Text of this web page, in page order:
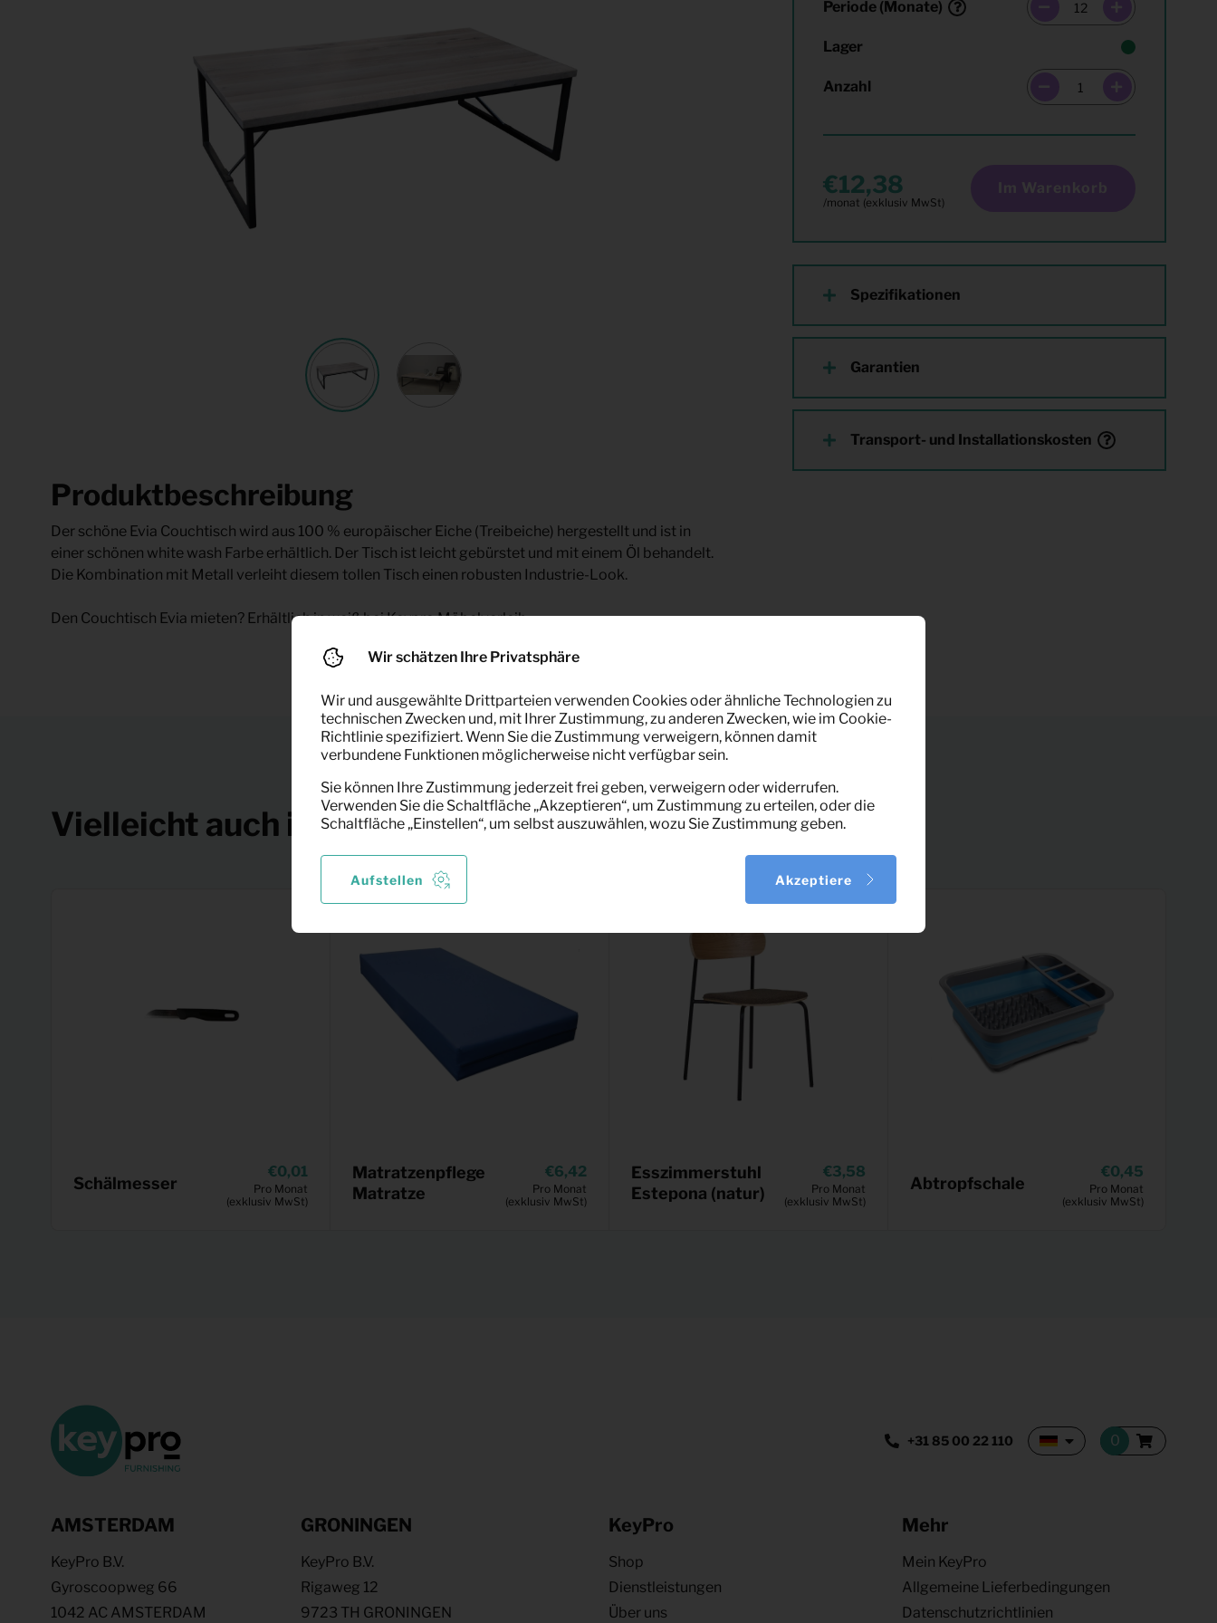
Periode (Monate)
Lager
Anzahl
12,38 Im Warenkorb
Spezifikationen
Garantien
Transport- und Installationskosten
Produktbeschreibung
Der schöne Evia Couchtisch wird aus 100 % europäischer Eiche (Treibeiche) hergestellt und ist in
einer schönen white wash Farbe erhältlich. Der Tisch ist leicht gebürstet und mit einem Öl behandelt.
Die Kombination mit Metall verleiht diesem tollen Tisch einen robusten Industrie-Look.
Den Couchtisch Evia mieten? Erhältlich in weiß bei Keypro Möbelverleih.
Vielleicht auch interessant
Schälmesser
0,01
Pro Monat
(exklusiv MwSt)
Matratzenpflege
Matratze
6,42
Pro Monat
(exklusiv MwSt)
Esszimmerstuhl
Estepona (natur)
3,58
Pro Monat
(exklusiv MwSt)
Abtropfschale
0,45
Pro Monat
(exklusiv MwSt)
+31 85 00 22 110
AMSTERDAM
KeyPro B.V.
Gyroscoopweg 66
1042 AC AMSTERDAM
GRONINGEN
KeyPro B.V.
Rigaweg 12
9723 TH GRONINGEN
KeyPro
Shop
Dienstleistungen
Über uns
Mehr
Mein KeyPro
Allgemeine Lieferbedingungen
Datenschutzrichtlinien
Wir schätzen Ihre Privatsphäre
Wir und ausgewählte Drittparteien verwenden Cookies oder ähnliche Technologien zu
technischen Zwecken und, mit Ihrer Zustimmung, zu anderen Zwecken, wie im Cookie-
Richtlinie spezifiziert. Wenn Sie die Zustimmung verweigern, können damit
verbundene Funktionen möglicherweise nicht verfügbar sein.
Sie können Ihre Zustimmung jederzeit frei geben, verweigern oder widerrufen.
Verwenden Sie die Schaltfläche „Akzeptieren“, um Zustimmung zu erteilen, oder die
Schaltfläche „Einstellen“, um selbst auszuwählen, wozu Sie Zustimmung geben.
Aufstellen Akzeptiere